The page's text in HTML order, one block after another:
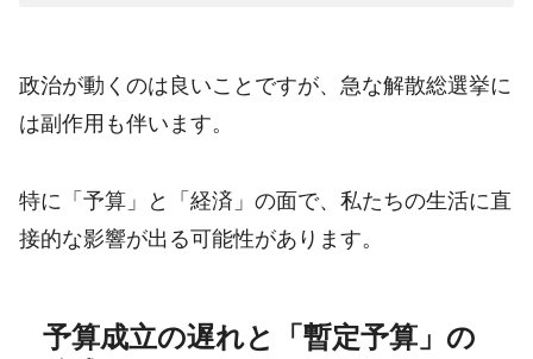
政治が動くのは良いことですが、急な解散総選挙に
は副作用も伴います。
特に「予算」と「経済」の面で、私たちの生活に直
接的な影響が出る可能性があります。
予算成立の遅れと「暫定予算」の